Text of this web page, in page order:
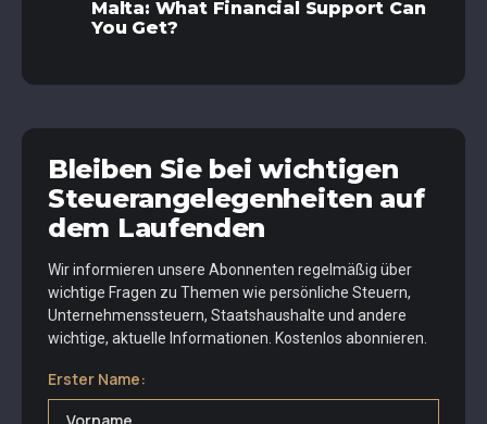
Malta: What Financial Support Can
You Get?
Bleiben Sie bei wichtigen
Steuerangelegenheiten auf
dem Laufenden
Wir informieren unsere Abonnenten regelmäßig über
wichtige Fragen zu Themen wie persönliche Steuern,
Unternehmenssteuern, Staatshaushalte und andere
wichtige, aktuelle Informationen. Kostenlos abonnieren.
Erster Name: